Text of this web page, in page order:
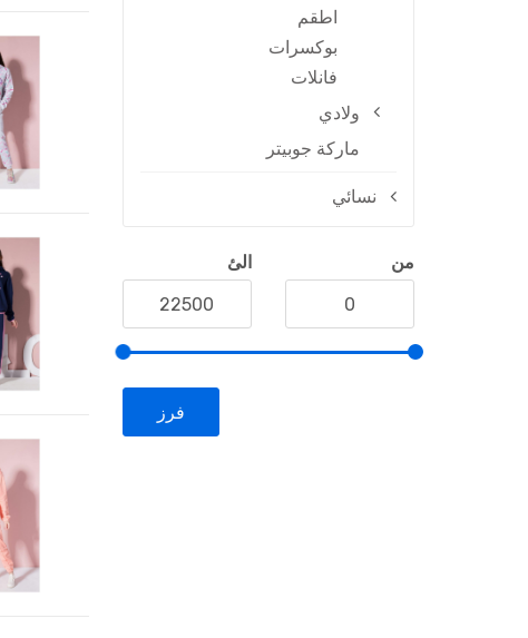
اطقم
بوكسرات
فانلات
ولادي
ماركة جوبيتر
نسائي
من الئ
فرز